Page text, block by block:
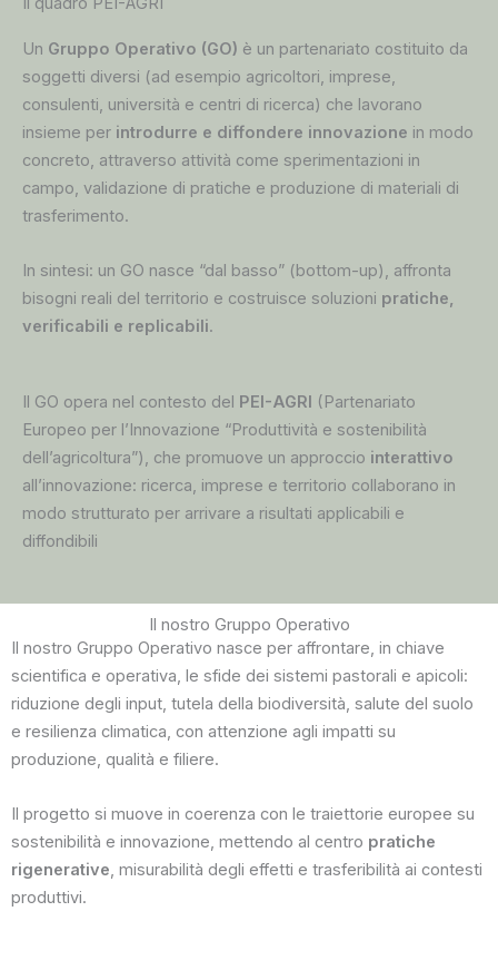
Un Gruppo Operativo (GO) è un partenariato costituito da
soggetti diversi (ad esempio agricoltori, imprese,
consulenti, università e centri di ricerca) che lavorano
insieme per introdurre e diffondere innovazione in modo
concreto, attraverso attività come sperimentazioni in
campo, validazione di pratiche e produzione di materiali di
trasferimento.
In sintesi: un GO nasce “dal basso” (bottom-up), affronta
bisogni reali del territorio e costruisce soluzioni pratiche,
verificabili e replicabili.
Il GO opera nel contesto del PEI-AGRI (Partenariato
Europeo per l’Innovazione “Produttività e sostenibilità
dell’agricoltura”), che promuove un approccio interattivo
all’innovazione: ricerca, imprese e territorio collaborano in
modo strutturato per arrivare a risultati applicabili e
diffondibili
Il nostro Gruppo Operativo
Il nostro Gruppo Operativo nasce per affrontare, in chiave
scientifica e operativa, le sfide dei sistemi pastorali e apicoli:
riduzione degli input, tutela della biodiversità, salute del suolo
e resilienza climatica, con attenzione agli impatti su
produzione, qualità e filiere.
Il progetto si muove in coerenza con le traiettorie europee su
sostenibilità e innovazione, mettendo al centro pratiche
rigenerative, misurabilità degli effetti e trasferibilità ai contesti
produttivi.